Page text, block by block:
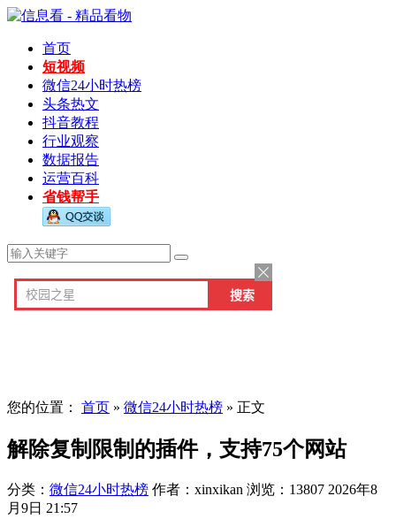
首页
短视频
微信24小时热榜
头条热文
抖音教程
行业观察
数据报告
运营百科
省钱帮手
您的位置： 首页 » 微信24小时热榜 » 正文
解除复制限制的插件，支持75个网站
分类： 微信24小时热榜 作者：xinxikan 浏览：13807 2026年8
月9日 21:57